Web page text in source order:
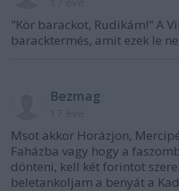
"Kör barackot, Rudikám!" A
baracktermés, amit ezek le
Bezmag
Msot akkor Horázjon,
Faházba vagy hogy a
dönteni, kell két forintot
beletankoljam a benyát a